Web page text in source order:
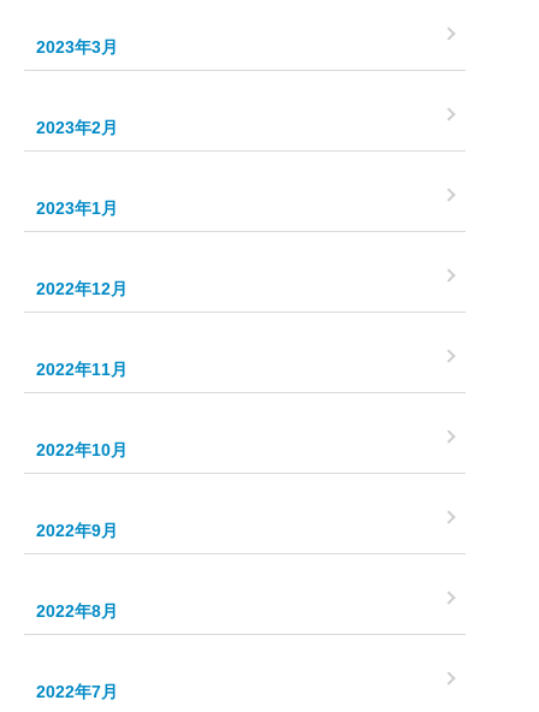
2023年3月
2023年2月
2023年1月
2022年12月
2022年11月
2022年10月
2022年9月
2022年8月
2022年7月